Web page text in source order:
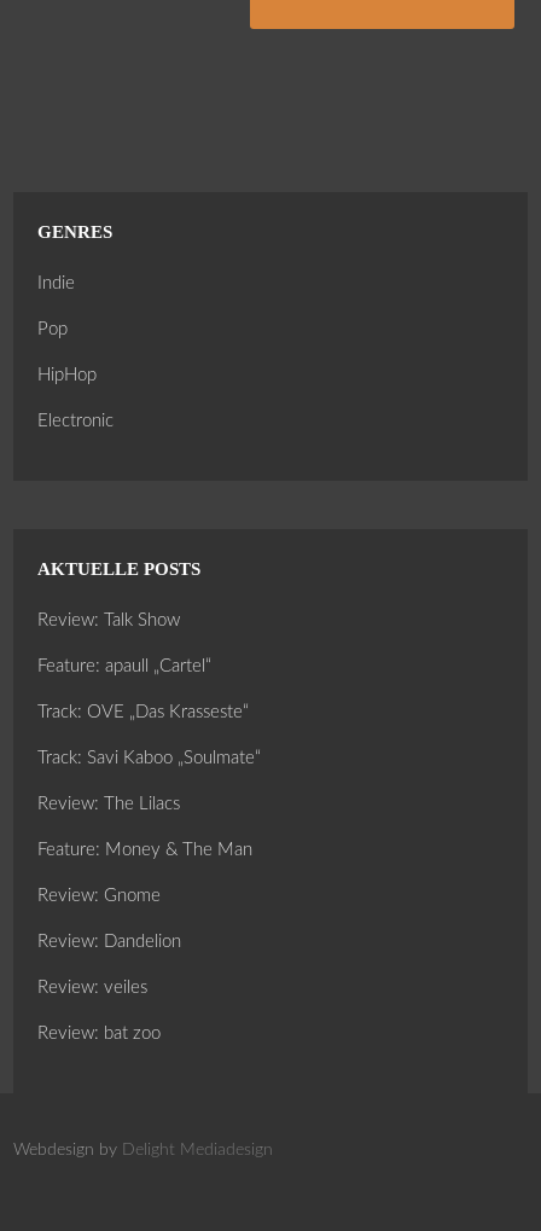
GENRES
Indie
Pop
HipHop
Electronic
AKTUELLE POSTS
Review: Talk Show
Feature: apaull „Cartel“
Track: OVE „Das Krasseste“
Track: Savi Kaboo „Soulmate“
Review: The Lilacs
Feature: Money & The Man
Review: Gnome
Review: Dandelion
Review: veiles
Review: bat zoo
Webdesign by Delight Mediadesign